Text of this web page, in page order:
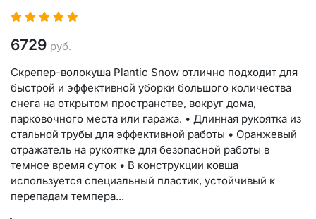
6729 руб.
Скрепер-волокуша Plantic Snow отлично подходит для
быстрой и эффективной уборки большого количества
снега на открытом пространстве, вокруг дома,
парковочного места или гаража. • Длинная рукоятка из
стальной трубы для эффективной работы • Оранжевый
отражатель на рукоятке для безопасной работы в
темное время суток • В конструкции ковша
используется специальный пластик, устойчивый к
перепадам темпера...